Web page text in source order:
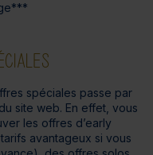
spéciales passe par
site web. En effet, vous
les offres d’early
avantageux si vous